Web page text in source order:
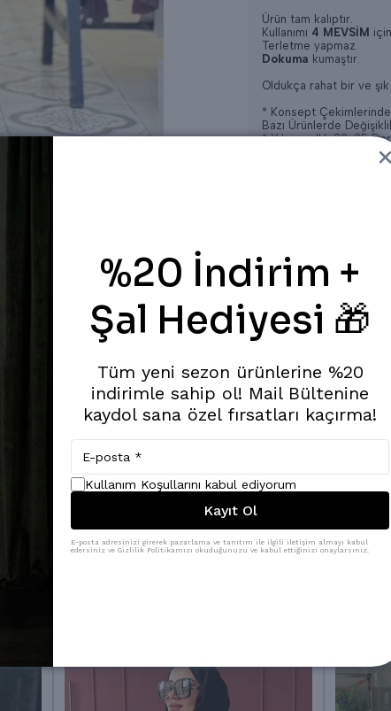
Ürün tam kalıptır.
Kullanımı 4 MEVSİM
Terletme yapmaz.
Dokuma kumaştır.
Oldukça rahat bir ve
* Konsept Çekimlerinde
Bazı Ürünlerde
* Yıkama: Ilık 30-35
* Ağartıcı ve yoğun
kullanılması tavsiye
* Gölge de kurutma
* Kuru
%20 İndirim +
Şal Hediyesi 🎁
Tüm yeni sezon ürünlerine %20
indirimle sahip ol! Mail Bültenine
kaydol sana özel fırsatları kaçırma!
Kullanım Koşullarını kabul ediyorum
Kayıt Ol
E-posta adresinizi girerek pazarlama ve tanıtım ile ilgili iletişim almayı kabul
edersiniz ve Gizlilik Politikamızı okuduğunuzu ve kabul ettiğinizi onaylarsınız.